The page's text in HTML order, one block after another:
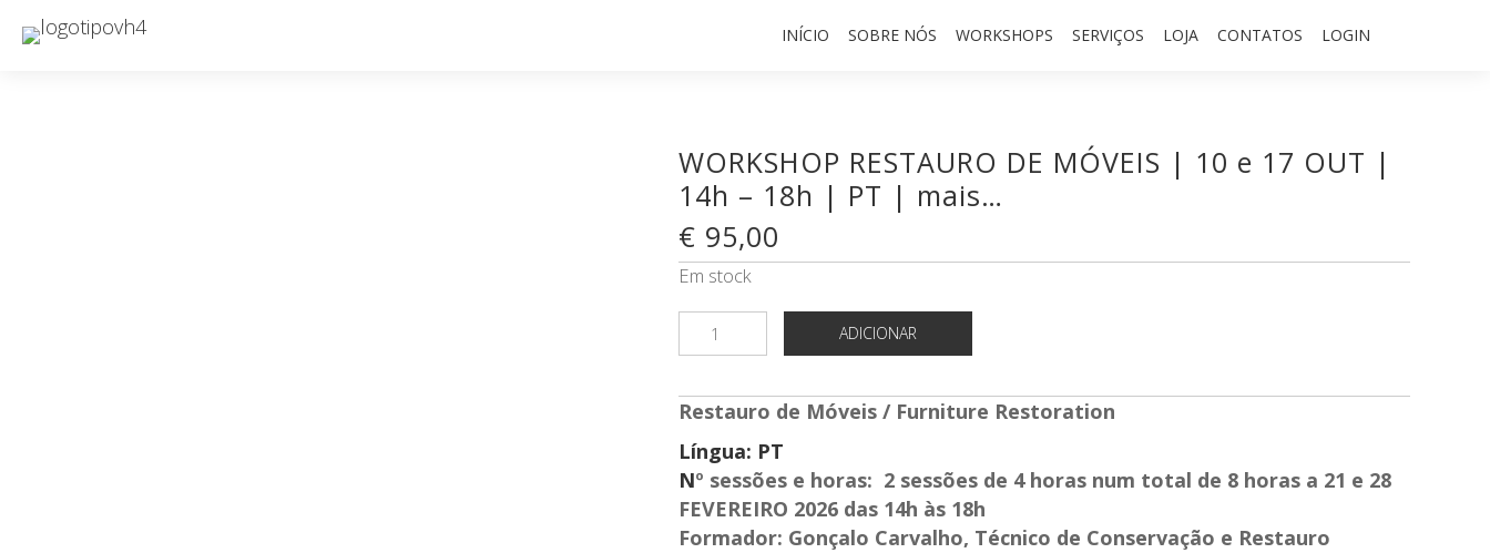
INÍCIO SOBRE NÓS WORKSHOPS SERVIÇOS LOJA CONTATOS LOGIN
WORKSHOP RESTAURO DE MÓVEIS | 10 e 17 OUT |
14h – 18h | PT | mais…
€ 95,00
Em stock
Quantidade
de
RESTAURO
DE
MÓVEIS
|
10
ADICIONAR
Restauro de Móveis / Furniture Restoration
Língua: PT
Nº sessões e horas: 2 sessões de 4 horas num total de 8 horas a 21 e 28
FEVEREIRO 2026 das 14h às 18h
Formador: Gonçalo Carvalho, Técnico de Conservação e Restauro